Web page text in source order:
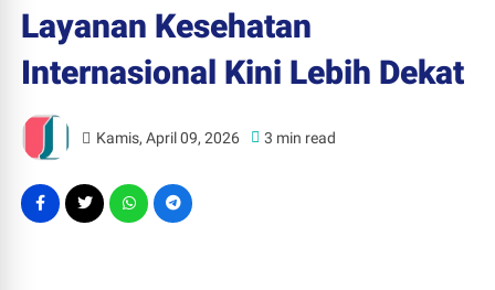
Layanan Kesehatan
Internasional Kini Lebih Dekat
Kamis, April 09, 2026 3 min read